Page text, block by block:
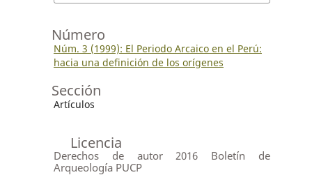
Número
Núm. 3 (1999): El Periodo Arcaico en el Perú:
hacia una definición de los orígenes
Sección
Artículos
Licencia
Derechos de autor 2016 Boletín de
Arqueología PUCP